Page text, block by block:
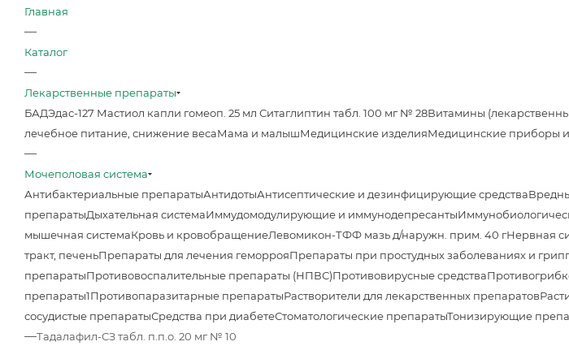
Главная
—
Каталог
—
Лекарственные препараты
БАДЭдас-127 Мастиол капли гомеоп. 25 мл Ситаглиптин табл. 100 мг № 28Витамины
лечебное питание, снижение весаМама и малышМедицинские изделияМедицинские приборы
—
Мочеполовая система
Антибактериальные препаратыАнтидотыАнтисептические и дезинфицирующие средства
препаратыДыхательная системаИммудомодулирующие и иммунодепресанты
мышечная системаКровь и кровобращениеЛевомикон-ТФФ мазь д/наружн. прим. 40 гНервная
тракт, печеньПрепараты для лечения геморрояПрепараты при простудных заболеваниях и
препаратыПротивовоспалительные препараты (НПВС)Противовирусные средства
препараты1Противопаразитарные препаратыРастворители для лекарственных препаратов
сосудистые препаратыСредства при диабетеСтоматологические препаратыТонизирующие
—Тадалафил-СЗ табл. п.п.о. 20 мг № 10